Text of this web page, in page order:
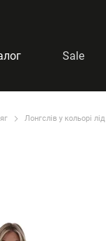
Sale
Лонгслів у кольорі лід